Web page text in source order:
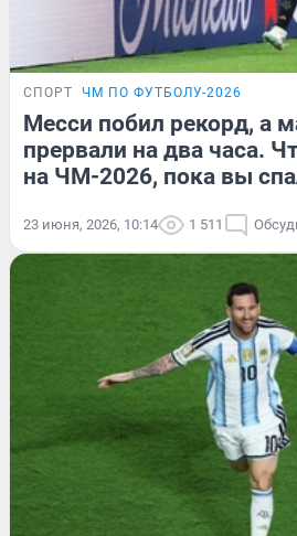
СПОРТ ЧМ ПО ФУТБОЛУ-2026
Месси побил рекорд, а
прервали на два часа.
на ЧМ-2026, пока вы
23 июня, 2026, 10:14 1 511